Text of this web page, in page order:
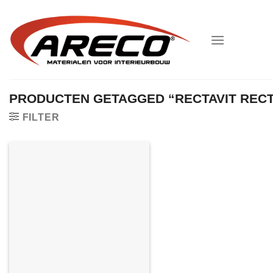
inhoud
PRODUCTEN GETAGGED “RECTAVIT
FILTER